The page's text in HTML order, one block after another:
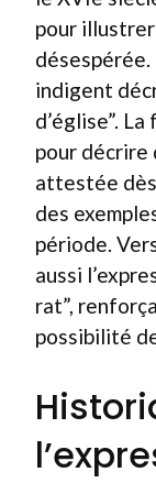
pour
désespérée.
indigent
d’église”.
pour décrire
attestée
des
période.
aussi
rat”,
possibilité